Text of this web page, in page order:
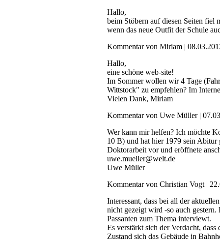
Hallo,
beim Stöbern auf diesen Seiten fiel
wenn das neue Outfit der Schule
Kommentar von Miriam |
Hallo,
eine schöne web-site!
Im Sommer wollen wir 4 Tage
Wittstock" zu empfehlen? Im
Vielen Dank, Miriam
Kommentar von Uwe Müller |
Wer kann mir helfen? Ich möchte
10 B) und hat hier 1979 sein Abitur
Doktorarbeit vor und eröffnete
uwe.mueller@welt.de
Uwe Müller
Kommentar von Christian Vogt |
Interessant, dass bei all der
nicht gezeigt wird -so auch
Passanten zum Thema interviewt.
Es verstärkt sich der Verdacht,
Zustand sich das Gebäude in